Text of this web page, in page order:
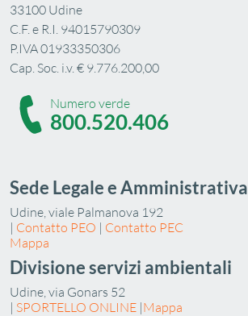
33100 Udine
C.F. e R.I. 94015790309
P.IVA 01933350306
Cap. Soc. i.v. € 9.776.200,00
Numero verde
800.520.406
Sede Legale e Amministrativa
Udine, viale Palmanova 192
| Contatto PEO | Contatto PEC
Mappa
Divisione servizi ambientali
Udine, via Gonars 52
| SPORTELLO ONLINE |Mappa